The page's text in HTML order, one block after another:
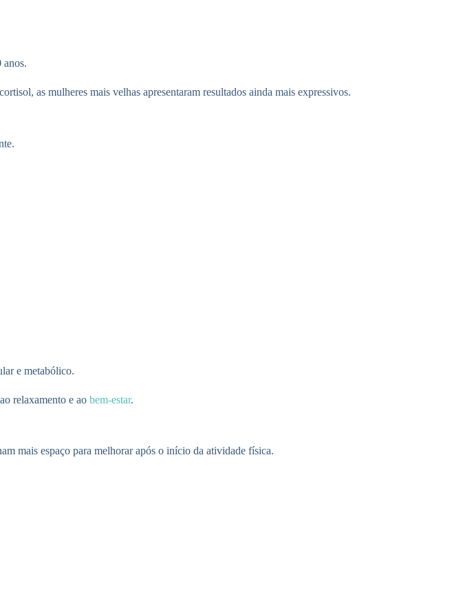
anos.
as mulheres mais velhas apresentaram resultados ainda mais expressivos.
e metabólico.
relaxamento e ao bem-estar.
mais espaço para melhorar após o início da atividade física.